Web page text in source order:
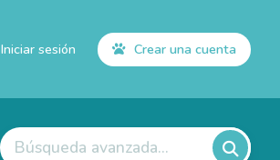
Iniciar sesión Crear una cuenta
Búsqueda avanzada...